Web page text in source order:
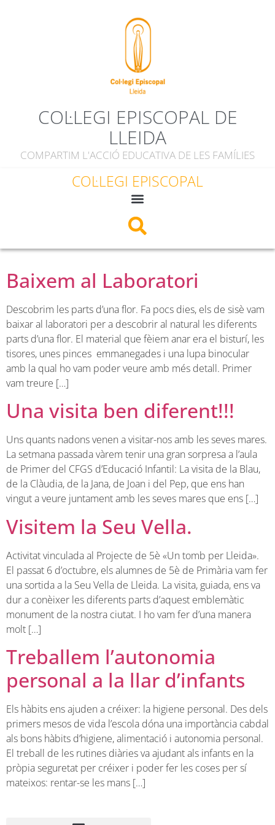
COL·LEGI EPISCOPAL DE
LLEIDA
COMPARTIM L'ACCIÓ EDUCATIVA DE LES FAMÍLIES
COL·LEGI EPISCOPAL
Baixem al Laboratori
Descobrim les parts d’una flor. Fa pocs dies, els de sisè vam
baixar al laboratori per a descobrir al natural les diferents
parts d’una flor. El material que fèiem anar era el bisturí, les
tisores, unes pinces emmanegades i una lupa binocular
amb la qual ho vam poder veure amb més detall. Primer
vam treure […]
Una visita ben diferent!!!
Uns quants nadons venen a visitar-nos amb les seves mares.
La setmana passada vàrem tenir una gran sorpresa a l’aula
de Primer del CFGS d’Educació Infantil: La visita de la Blau,
de la Clàudia, de la Jana, de Joan i del Pep, que ens han
vingut a veure juntament amb les seves mares que ens […]
Visitem la Seu Vella.
Activitat vinculada al Projecte de 5è «Un tomb per Lleida».
El passat 6 d’octubre, els alumnes de 5è de Primària vam fer
una sortida a la Seu Vella de Lleida. La visita, guiada, ens va
dur a conèixer les diferents parts d’aquest emblemàtic
monument de la nostra ciutat. I ho vam fer d’una manera
molt […]
Treballem l’autonomia
personal a la llar d’infants
Els hàbits ens ajuden a créixer: la higiene personal. Des dels
primers mesos de vida l’escola dóna una importància cabdal
als bons hàbits d’higiene, alimentació i autonomia personal.
El treball de les rutines diàries va ajudant als infants en la
pròpia seguretat per créixer i poder fer les coses per sí
mateixos: rentar-se les mans […]